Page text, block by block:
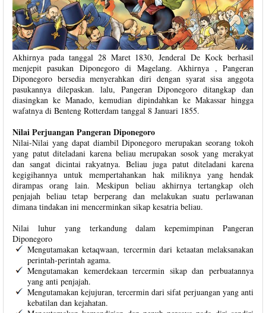
Akhirnya pada tanggal 28 Maret 1830, Jenderal De Kock berhasil
menjepit pasukan Diponegoro di Magelang. Akhirnya , Pangeran
Diponegoro bersedia menyerahkan diri dengan syarat sisa anggota
pasukannya dilepaskan. lalu, Pangeran Diponegoro ditangkap dan
diasingkan ke Manado, kemudian dipindahkan ke Makassar hingga
wafatnya di Benteng Rotterdam tanggal 8 Januari 1855.
Nilai Perjuangan Pangeran Diponegoro
Nilai-Nilai yang dapat diambil Diponegoro merupakan seorang tokoh
yang patut diteladani karena beliau merupakan sosok yang merakyat
dan sangat dicintai rakyatnya. Beliau juga patut diteladani karena
kegigihannya untuk mempertahankan hak miliknya yang hendak
dirampas orang lain. Meskipun beliau akhirnya tertangkap oleh
penjajah beliau tetap berperang dan melakukan suatu perlawanan
dimana tindakan ini mencerminkan sikap kesatria beliau.
Nilai luhur yang terkandung dalam kepemimpinan Pangeran
Diponegoro
Mengutamakan ketaqwaan, tercermin dari ketaatan melaksanakan
perintah-perintah agama.
Mengutamakan kemerdekaan tercermin sikap dan perbuatannya
yang anti penjajah.
Mengutamakan kejujuran, tercermin dari sifat perjuangan yang anti
kebatilan dan kejahatan.